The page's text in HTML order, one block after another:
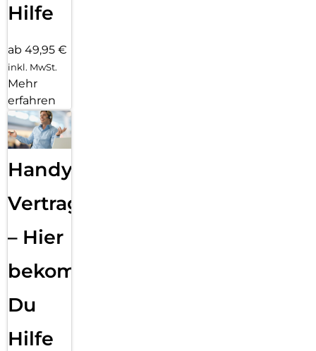
Hilfe
ab 49,95 €
inkl. MwSt.
Mehr
erfahren
Handy
Vertragsabwicklung
– Hier
bekommst
Du
Hilfe